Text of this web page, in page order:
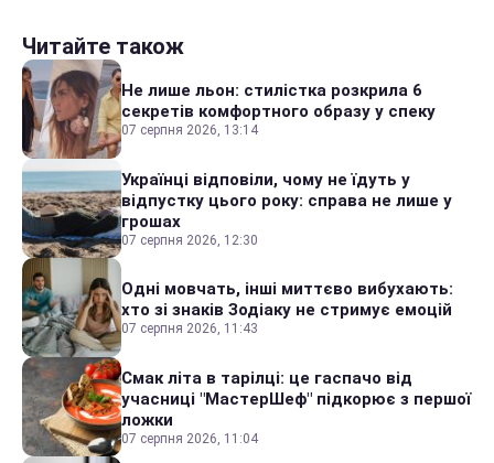
Читайте також
Не лише льон: стилістка розкрила 6
секретів комфортного образу у спеку
07 серпня 2026, 13:14
Українці відповіли, чому не їдуть у
відпустку цього року: справа не лише у
грошах
07 серпня 2026, 12:30
Одні мовчать, інші миттєво вибухають:
хто зі знаків Зодіаку не стримує емоцій
07 серпня 2026, 11:43
Смак літа в тарілці: це гаспачо від
учасниці "МастерШеф" підкорює з першої
ложки
07 серпня 2026, 11:04